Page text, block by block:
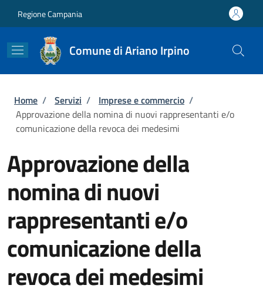
Regione Campania
Comune di Ariano Irpino
Briciole di pane
Home / Servizi / Imprese e commercio /
Approvazione della nomina di nuovi rappresentanti e/o
comunicazione della revoca dei medesimi
Approvazione della
nomina di nuovi
rappresentanti e/o
comunicazione della
revoca dei medesimi